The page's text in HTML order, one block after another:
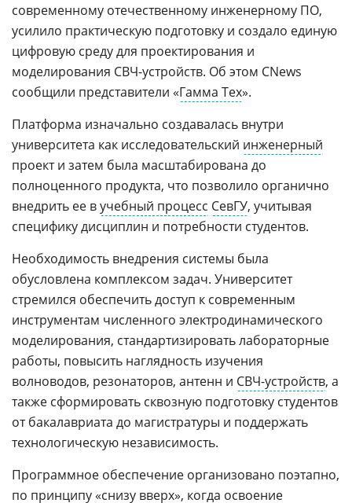
современному отечественному инженерному ПО,
усилило практическую подготовку и создало единую
цифровую среду для проектирования и
моделирования СВЧ-устройств. Об этом CNews
сообщили представители «Гамма Тех».
Платформа изначально создавалась внутри
университета как исследовательский инженерный
проект и затем была масштабирована до
полноценного продукта, что позволило органично
внедрить ее вучебный процесс СевГУ, учитывая
специфику дисциплин и потребности студентов.
Необходимость внедрения системы была
обусловлена комплексом задач. Университет
стремился обеспечить доступ к современным
инструментам численного электродинамического
моделирования, стандартизировать лабораторные
работы, повысить наглядность изучения
волноводов, резонаторов, антенн и СВЧ-устройств, а
также сформировать сквозную подготовку студентов
от бакалавриата до магистратуры и поддержать
технологическую независимость.
Программное обеспечение организовано поэтапно,
по принципу «снизу вверх», когда освоение